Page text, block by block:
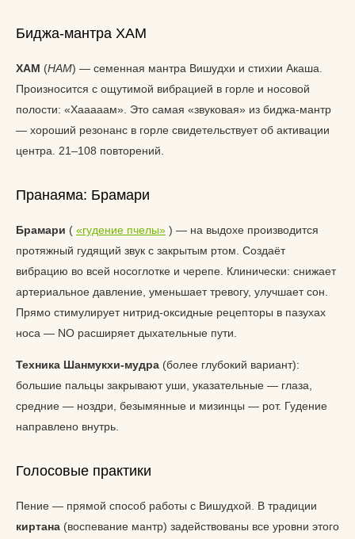
Биджа-мантра ХАМ
ХАМ (HAM) — семенная мантра Вишудхи и стихии Акаша.
Произносится с ощутимой вибрацией в горле и носовой
полости: «Хааааам». Это самая «звуковая» из биджа-мантр
— хороший резонанс в горле свидетельствует об активации
центра. 21–108 повторений.
Пранаяма: Брамари
Брамари ( «гудение пчелы» ) — на выдохе производится
протяжный гудящий звук с закрытым ртом. Создаёт
вибрацию во всей носоглотке и черепе. Клинически: снижает
артериальное давление, уменьшает тревогу, улучшает сон.
Прямо стимулирует нитрид-оксидные рецепторы в пазухах
носа — NO расширяет дыхательные пути.
Техника Шанмукхи-мудра (более глубокий вариант):
большие пальцы закрывают уши, указательные — глаза,
средние — ноздри, безымянные и мизинцы — рот. Гудение
направлено внутрь.
Голосовые практики
Пение — прямой способ работы с Вишудхой. В традиции
киртана (воспевание мантр) задействованы все уровни этого